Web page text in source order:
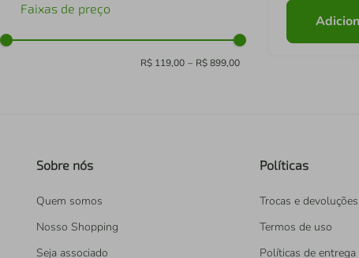
Faixas de preço
R$ 119,00 – R$ 899,00
Sobre nós
Quem somos
Nosso Shopping
Seja associado
Políticas
Trocas e devoluções
Termos de uso
Políticas de entrega